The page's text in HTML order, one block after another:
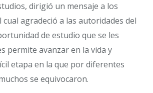
dirigió un mensaje a los
cual agradeció a las autoridades del
de estudio que se les
permite avanzar en la vida y
etapa en la que por diferentes
se equivocaron.